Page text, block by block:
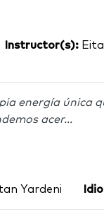
Instructor(s):
energía única
acer...
Yardeni